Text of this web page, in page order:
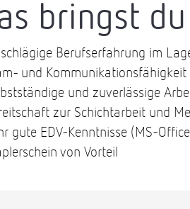
bringst
Berufserfahrung im
und Kommunikationsfähigkeit
und zuverlässige
zur Schichtarbeit und
gute EDV-Kenntnisse (MS-
von Vorteil